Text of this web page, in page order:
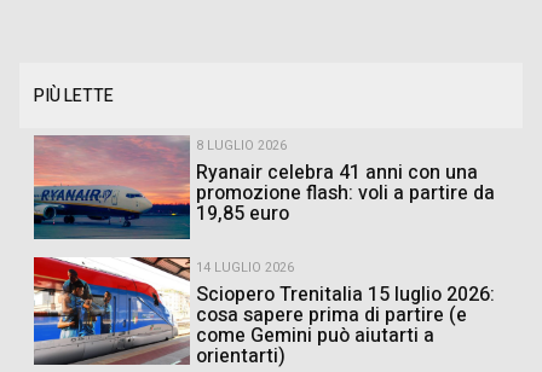
PIÙ LETTE
8 LUGLIO 2026
Ryanair celebra 41 anni con una
promozione flash: voli a partire da
19,85 euro
14 LUGLIO 2026
Sciopero Trenitalia 15 luglio 2026:
cosa sapere prima di partire (e
come Gemini può aiutarti a
orientarti)